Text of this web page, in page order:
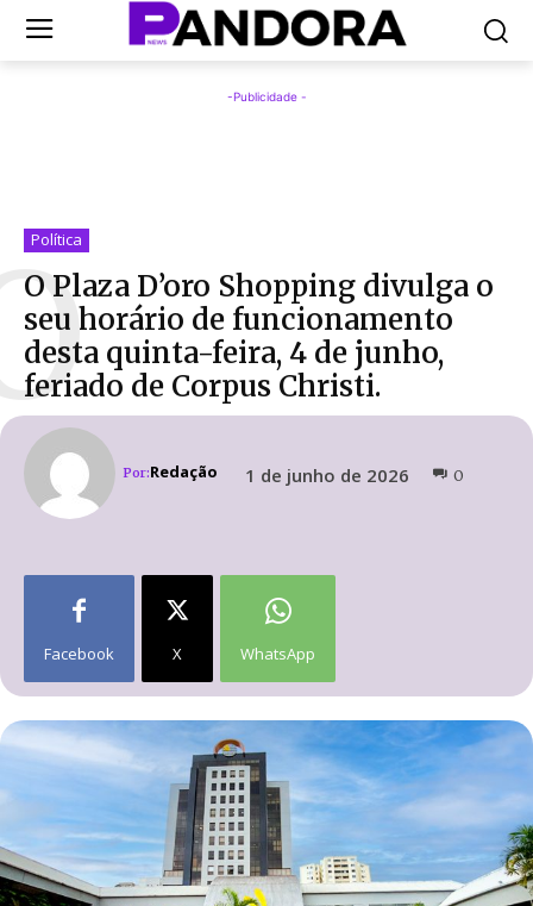
-Publicidade -
Política
O Plaza D’oro Shopping divulga o
seu horário de funcionamento
desta quinta-feira, 4 de junho,
feriado de Corpus Christi.
Por:Redação 1 de junho de 2026 0
Facebook X WhatsApp